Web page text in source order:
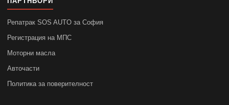
Репатрак SOS AUTO за София
Регистрация на МПС
Моторни масла
Авточасти
Политика за поверителност